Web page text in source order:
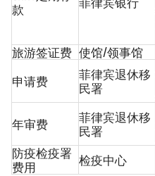
款
旅游签证费 使馆/领事馆
申请费
菲律宾退休移
民署
年审费
菲律宾退休移
民署
防疫检疫署
费用
检疫中心